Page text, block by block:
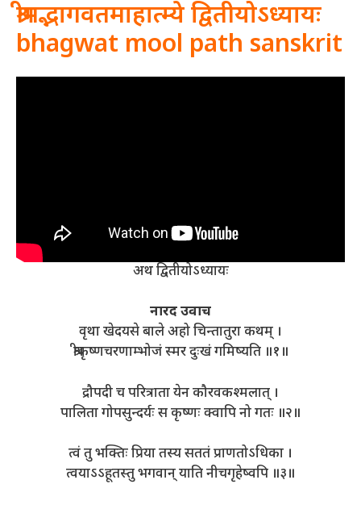
श्रीमद्भागवतमाहात्म्ये द्वितीयोऽध्यायः
bhagwat mool path sanskrit
अथ द्वितीयोऽध्यायः
नारद उवाच
वृथा खेदयसे बाले अहो चिन्तातुरा कथम् ।
श्रीकृष्णचरणाम्भोजं स्मर दुःखं गमिष्यति ॥१॥
द्रौपदी च परित्राता येन कौरवकश्मलात् ।
पालिता गोपसुन्दर्यः स कृष्णः क्वापि नो गतः ॥२॥
त्वं तु भक्तिः प्रिया तस्य सततं प्राणतोऽधिका ।
त्वयाऽऽहूतस्तु भगवान् याति नीचगृहेष्वपि ॥३॥